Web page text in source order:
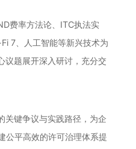
费率方法论、ITC执法实
Fi 7、人工智能等新兴技术为
议题展开深入研讨，充分交
关键争议与实践路径，为企
公平高效的许可治理体系提